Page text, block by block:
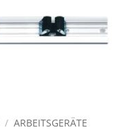
hinzufügen
/ ARBEITSGERÄTE